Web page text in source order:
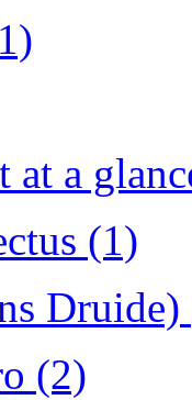
at a
(1)
Druide)
(2)